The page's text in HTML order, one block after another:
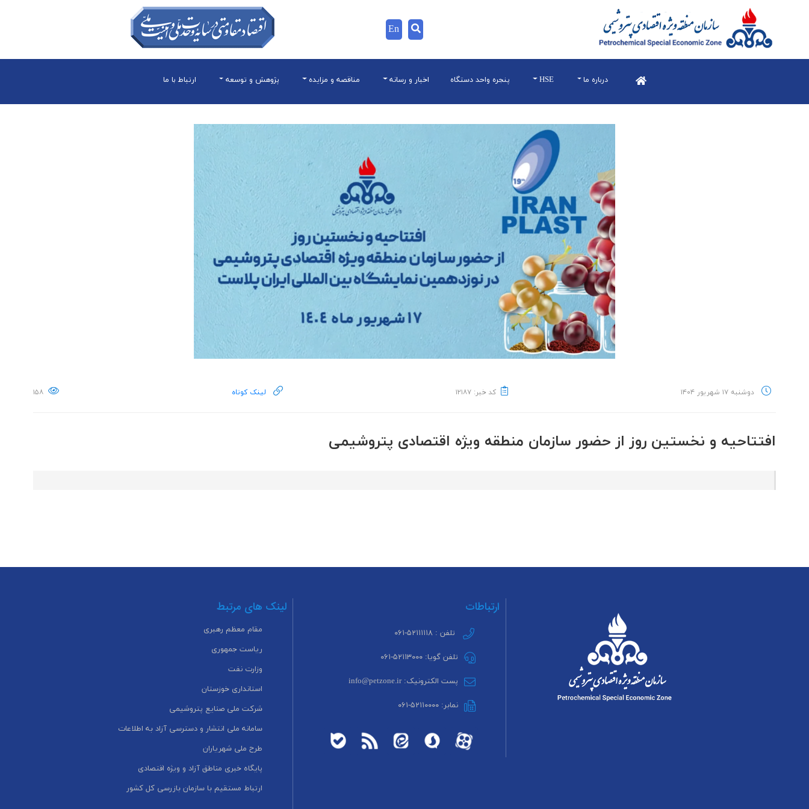
En
درباره ما HSE پنجره واحد دستگاه اخبار و رسانه مناقصه و مزایده پژوهش و توسعه ارتباط با ما
دوشنبه ۱۷ شهریور ۱۴۰۴ کد خبر: ۱۲۱۸۷ لینک کوتاه ۱۵۸
افتتاحیه و نخستین روز از حضور سازمان منطقه ویژه اقتصادی پتروشیمی
ارتباطات
تلفن : ۵۲۱۱۱۱۱۸-۰۶۱
تلفن گویا: ۵۲۱۱۳۰۰۰-۰۶۱
پست الکترونیک: info@petzone.ir
نمابر: ۵۲۱۱۰۰۰۰-۰۶۱
لینک های مرتبط
مقام معظم رهبری
ریاست جمهوری
وزارت نفت
استانداری خوزستان
شرکت ملی صنایع پتروشیمی
سامانه ملی انتشار و دسترسی آزاد به اطلاعات
طرح ملی شهریاران
پایگاه خبری مناطق آزاد و ویژه اقتصادی
ارتباط مستقیم با سازمان بازرسی کل کشور